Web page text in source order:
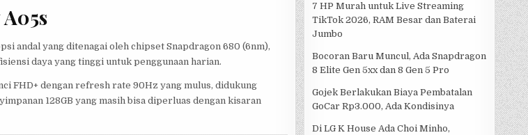
andal yang ditenagai oleh chipset Snapdragon 680 (6nm),
daya yang tinggi untuk penggunaan harian.
FHD+ dengan refresh rate 90Hz yang mulus, didukung
128GB yang masih bisa diperluas dengan kisaran
7 HP Murah untuk Live Streaming
TikTok 2026, RAM Besar dan Baterai
Jumbo
Bocoran Baru Muncul, Ada Snapdragon
8 Elite Gen 5xx dan 8 Gen 5 Pro
Gojek Berlakukan Biaya Pembatalan
GoCar Rp3.000, Ada Kondisinya
Di LG K House Ada Choi Minho,